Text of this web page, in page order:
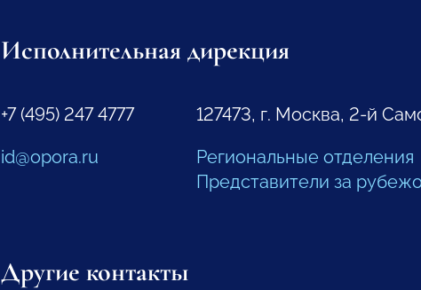
Исполнительная дирекция
+7 (495) 247 4777
id@opora.ru
127473, г. Москва, 2-й
Региональные отделения
Представители за
Другие контакты